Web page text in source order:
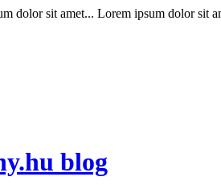
dolor sit amet... Lorem ipsum dolor sit
blog